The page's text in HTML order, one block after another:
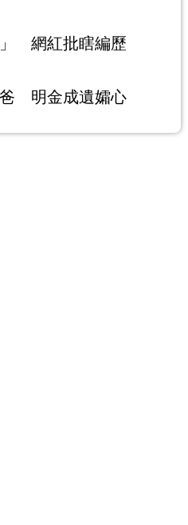
網紅批瞎編歷
爸 明金成遺孀心